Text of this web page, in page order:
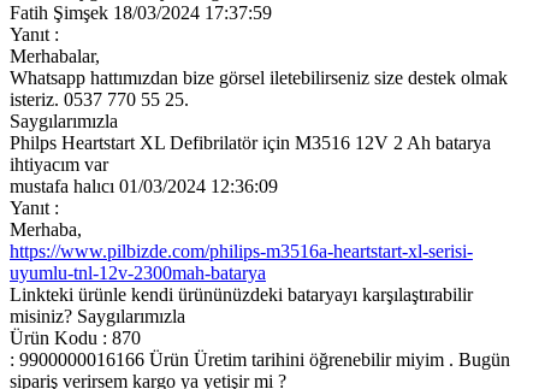
Fatih Şimşek 18/03/2024 17:37:59
Yanıt :
Merhabalar,
Whatsapp hattımızdan bize görsel iletebilirseniz size destek olmak
isteriz. 0537 770 55 25.
Saygılarımızla
Philps Heartstart XL Defibrilatör için M3516 12V 2 Ah batarya
ihtiyacım var
mustafa halıcı 01/03/2024 12:36:09
Yanıt :
Merhaba,
https://www.pilbizde.com/philips-m3516a-heartstart-xl-serisi-
uyumlu-tnl-12v-2300mah-batarya
Linkteki ürünle kendi ürününüzdeki bataryayı karşılaştırabilir
misiniz? Saygılarımızla
Ürün Kodu : 870
: 9900000016166 Ürün Üretim tarihini öğrenebilir miyim . Bugün
sipariş verirsem kargo ya yetişir mi ?